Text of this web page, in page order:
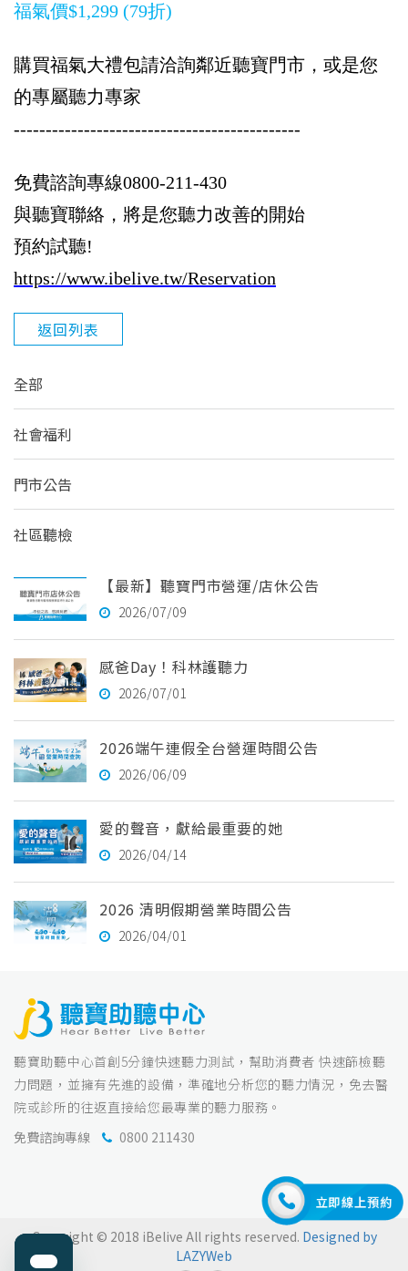
福氣價$1,299 (79折)
購買福氣大禮包請洽詢鄰近聽寶門市，或是您
的專屬聽力專家
---------------------------------------------
免費諮詢專線0800-211-430
與聽寶聯絡，將是您聽力改善的開始
預約試聽!
https://www.ibelive.tw/Reservation
返回列表
全部
社會福利
門市公告
社區聽檢
【最新】聽寶門市營運/店休公告
2026/07/09
感爸Day！科林護聽力
2026/07/01
2026端午連假全台營運時間公告
2026/06/09
愛的聲音，獻給最重要的她
2026/04/14
2026 清明假期營業時間公告
2026/04/01
聽寶助聽中心首創5分鐘快速聽力測試，幫助消費者 快速篩檢聽
力問題，並擁有先進的設備，準確地分析您的聽力情況，免去醫
院或診所的往返直接給您最專業的聽力服務。
免費諮詢專線
0800 211430
Copyright © 2018 iBelive All rights reserved. Designed by
LAZYWeb